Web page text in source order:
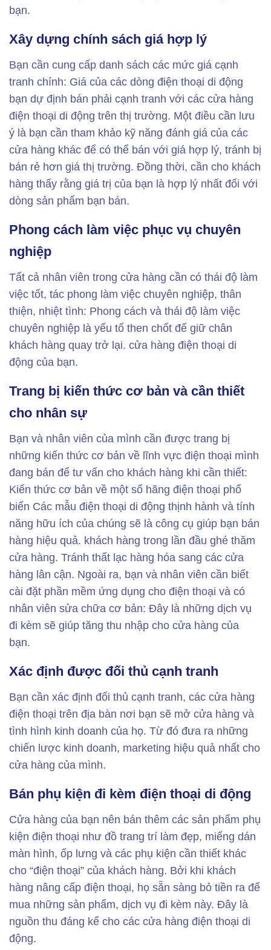
bạn.
Xây dựng chính sách giá hợp lý
Bạn cần cung cấp danh sách các mức giá cạnh
tranh chính: Giá của các dòng điện thoại di động
bạn dự định bán phải cạnh tranh với các cửa hàng
điện thoại di động trên thị trường. Một điều cần lưu
ý là bạn cần tham khảo kỹ năng đánh giá của các
cửa hàng khác để có thể bán với giá hợp lý, tránh bị
bán rẻ hơn giá thị trường. Đồng thời, cần cho khách
hàng thấy rằng giá trị của bạn là hợp lý nhất đối với
dòng sản phẩm bạn bán.
Phong cách làm việc phục vụ chuyên
nghiệp
Tất cả nhân viên trong cửa hàng cần có thái độ làm
việc tốt, tác phong làm việc chuyên nghiệp, thân
thiện, nhiệt tình: Phong cách và thái độ làm việc
chuyên nghiệp là yếu tố then chốt để giữ chân
khách hàng quay trở lại. cửa hàng điện thoại di
động của bạn.
Trang bị kiến thức cơ bản và cần thiết
cho nhân sự
Bạn và nhân viên của mình cần được trang bị
những kiến ​​thức cơ bản về lĩnh vực điện thoại mình
đang bán để tư vấn cho khách hàng khi cần thiết:
Kiến thức cơ bản về một số hãng điện thoại phổ
biến Các mẫu điện thoại di động thịnh hành và tính
năng hữu ích của chúng sẽ là công cụ giúp bạn bán
hàng hiệu quả. khách hàng trong lần đầu ghé thăm
cửa hàng. Tránh thất lạc hàng hóa sang các cửa
hàng lân cận. Ngoài ra, bạn và nhân viên cần biết
cài đặt phần mềm ứng dụng cho điện thoại và có
nhân viên sửa chữa cơ bản: Đây là những dịch vụ
đi kèm sẽ giúp tăng thu nhập cho cửa hàng của
bạn.
Xác định được đối thủ cạnh tranh
Bạn cần xác định đối thủ cạnh tranh, các cửa hàng
điện thoại trên địa bàn nơi bạn sẽ mở cửa hàng và
tình hình kinh doanh của họ. Từ đó đưa ra những
chiến lược kinh doanh, marketing hiệu quả nhất cho
cửa hàng của mình.
Bán phụ kiện đi kèm điện thoại di động
Cửa hàng của bạn nên bán thêm các sản phẩm phụ
kiện điện thoại như đồ trang trí làm đẹp, miếng dán
màn hình, ốp lưng và các phụ kiện cần thiết khác
cho “điện thoại” của khách hàng. Bởi khi khách
hàng nâng cấp điện thoại, họ sẵn sàng bỏ tiền ra để
mua những sản phẩm, dịch vụ đi kèm này. Đây là
nguồn thu đáng kể cho các cửa hàng điện thoại di
động.